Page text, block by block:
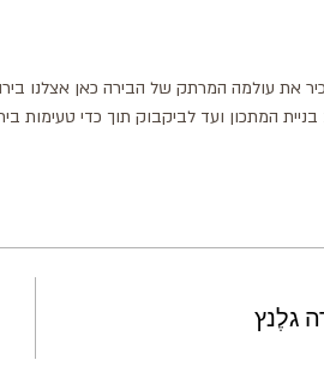
את עולמה המרתק של הבירה כאן אצלנו
המתכון ועד לביקבוק תוך כדי טעימות
גלֶנץ